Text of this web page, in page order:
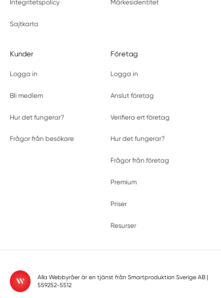
Integritetspolicy Märkesidentitet
Sajtkarta
Kunder
Logga in
Bli medlem
Hur det fungerar?
Frågor från besökare
Företag
Logga in
Anslut företag
Verifiera ert företag
Hur det fungerar?
Frågor från företag
Premium
Priser
Resurser
Alla Webbyråer är en tjänst från Smartproduktion Sverige AB|
559252-5512